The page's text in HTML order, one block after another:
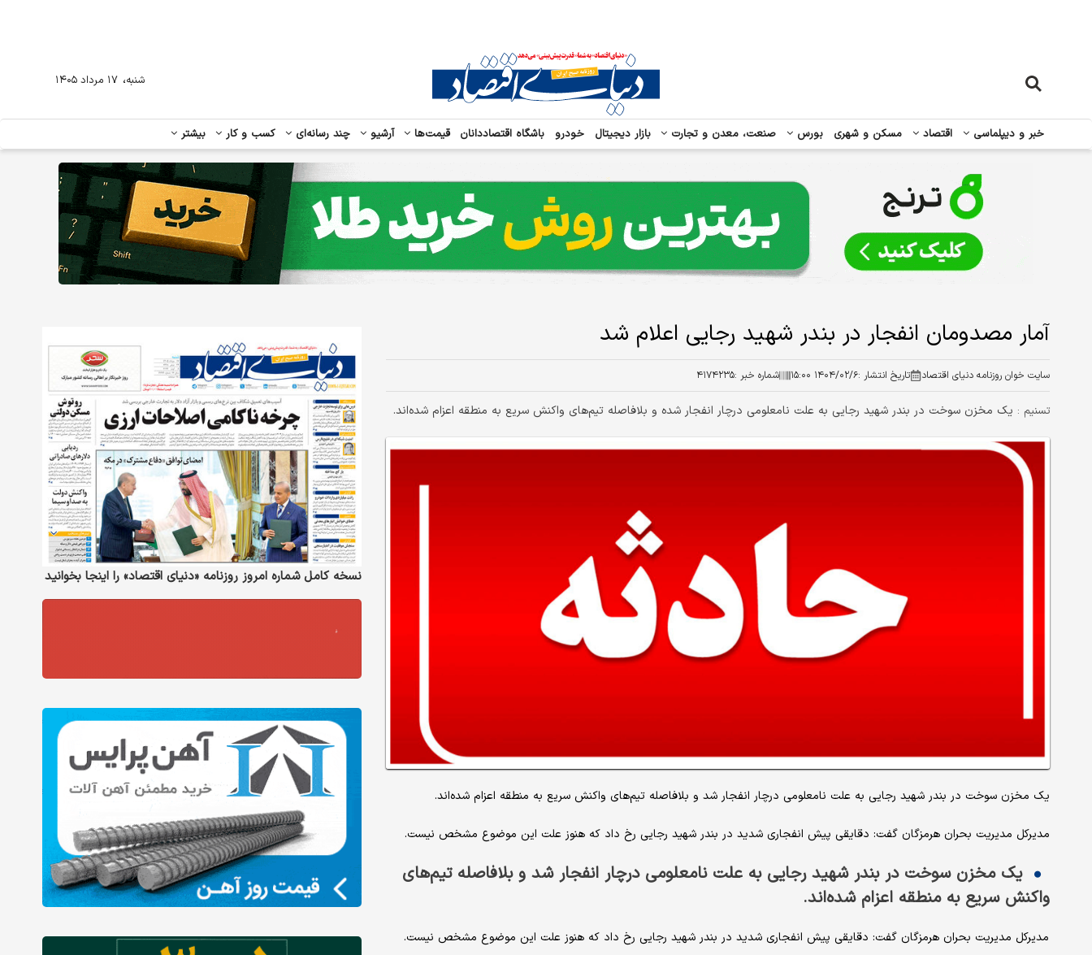
خبر و دیپلماسی اقتصاد مسکن و شهری بورس صنعت، معدن و تجارت بازار دیجیتال خودرو باشگاه اقتصاددانان قیمت‌ها آرشیو چند رسانه‌ای کسب و کار بیشتر
شنبه، ۱۷ مرداد ۱۴۰۵
آمار مصدومان انفجار در بندر شهید رجایی اعلام شد
سایت خوان روزنامه دنیای اقتصاد تاریخ انتشار :۱۴۰۴/۰۲/۶ ۱۵:۰۰ شماره خبر :۴۱۷۴۲۳۵
تسنیم : یک مخزن سوخت در بندر شهید رجایی به علت نامعلومی درچا‌ر انفجار شده و بلافاصله تیم‌های واکنش سریع به منطقه اعزام شده‌اند.
یک مخزن سوخت در بندر شهید رجایی به علت نامعلومی درچا‌ر انفجار شد‌ و بلافاصله تیم‌های واکنش سریع به منطقه اعزام شده‌اند.
مدیرکل مدیریت بحران هرمزگان گفت: دقایقی پیش انفجاری شدید در بندر شهید رجایی رخ داد که هنوز علت این موضوع مشخص نیست.
یک مخزن سوخت در بندر شهید رجایی به علت نامعلومی درچا‌ر انفجار شد‌ و بلافاصله تیم‌های
واکنش سریع به منطقه اعزام شده‌اند.
مدیرکل مدیریت بحران هرمزگان گفت: دقایقی پیش انفجاری شدید در بندر شهید رجایی رخ داد که هنوز علت این موضوع مشخص نیست.
نسخه کامل شماره امروز روزنامه «دنیای‌ اقتصاد» را اینجا بخوانید